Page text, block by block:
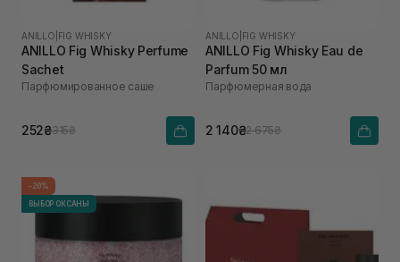
ANILLO FIG WHISKY
ANILLO Fig Whisky Perfume
Sachet
Парфюмированное саше
252₴315₴
ANILLO FIG WHISKY
ANILLO Fig Whisky Eau de
Parfum 50 мл
Парфюмерная вода
2 140₴2 675₴
-20%
ВЫБОР ОКСАНЫ